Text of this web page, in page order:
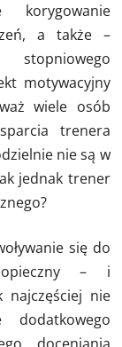
korygowanie
a także –
stopniowego
motywacyjny
wiele osób
trenera
nie są w
jednak trener
się do
– i
nie